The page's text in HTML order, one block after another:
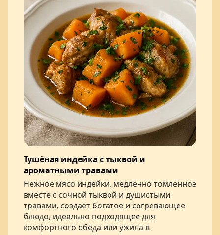
Тушёная индейка с тыквой и
ароматными травами
Нежное мясо индейки, медленно томленное
вместе с сочной тыквой и душистыми
травами, создаёт богатое и согревающее
блюдо, идеально подходящее для
комфортного обеда или ужина в